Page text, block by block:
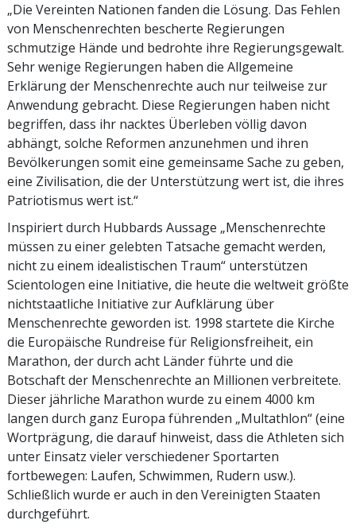
„Die Vereinten Nationen fanden die Lösung. Das Fehlen
von Menschenrechten bescherte Regierungen
schmutzige Hände und bedrohte ihre Regierungsgewalt.
Sehr wenige Regierungen haben die Allgemeine
Erklärung der Menschenrechte auch nur teilweise zur
Anwendung gebracht. Diese Regierungen haben nicht
begriffen, dass ihr nacktes Überleben völlig davon
abhängt, solche Reformen anzunehmen und ihren
Bevölkerungen somit eine gemeinsame Sache zu geben,
eine Zivilisation, die der Unterstützung wert ist, die ihres
Patriotismus wert ist.“
Inspiriert durch Hubbards Aussage „Menschenrechte
müssen zu einer gelebten Tatsache gemacht werden,
nicht zu einem idealistischen Traum“ unterstützen
Scientologen eine Initiative, die heute die weltweit größte
nichtstaatliche Initiative zur Aufklärung über
Menschenrechte geworden ist. 1998 startete die Kirche
die Europäische Rundreise für Religionsfreiheit, ein
Marathon, der durch acht Länder führte und die
Botschaft der Menschenrechte an Millionen verbreitete.
Dieser jährliche Marathon wurde zu einem 4000 km
langen durch ganz Europa führenden „Multathlon“ (eine
Wortprägung, die darauf hinweist, dass die Athleten sich
unter Einsatz vieler verschiedener Sportarten
fortbewegen: Laufen, Schwimmen, Rudern usw.).
Schließlich wurde er auch in den Vereinigten Staaten
durchgeführt.